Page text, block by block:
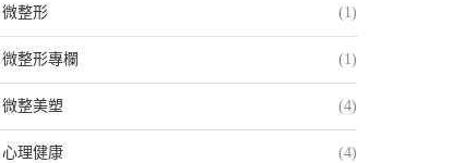
微整形 (1)
微整形專欄 (1)
微整美塑 (4)
心理健康 (4)